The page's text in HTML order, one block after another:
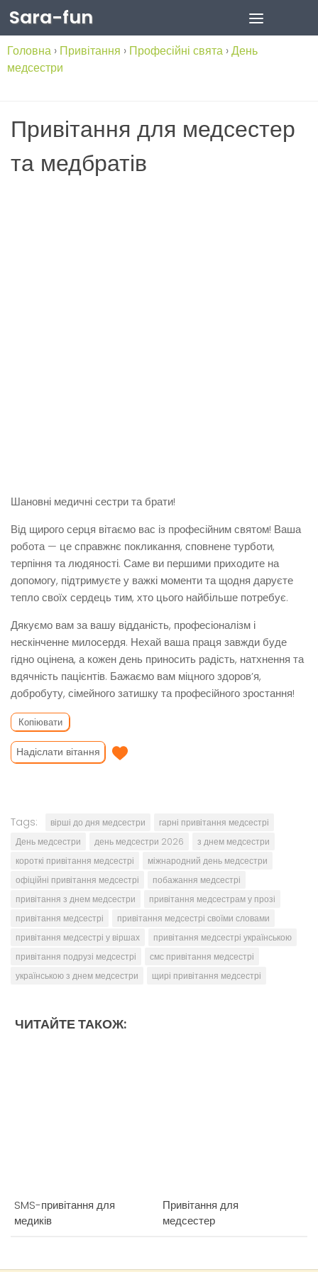
Skip to content
Sara-fun
Головна › Привітання › Професійні свята ›День
медсестри
Привітання для медсестер
та медбратів
Шановні медичні сестри та брати!
Від щирого серця вітаємо вас із професійним святом! Ваша
робота — це справжнє покликання, сповнене турботи,
терпіння та людяності. Саме ви першими приходите на
допомогу, підтримуєте у важкі моменти та щодня даруєте
тепло своїх сердець тим, хто цього найбільше потребує.
Дякуємо вам за вашу відданість, професіоналізм і
нескінченне милосердя. Нехай ваша праця завжди буде
гідно оцінена, а кожен день приносить радість, натхнення та
вдячність пацієнтів. Бажаємо вам міцного здоров’я,
добробуту, сімейного затишку та професійного зростання!
Копіювати
Надіслати вітання
Tags: вірші до дня медсестри
гарні привітання медсестрі
День медсестри
день медсестри 2026
з днем медсестри
короткі привітання медсестрі
міжнародний день медсестри
офіційні привітання медсестрі
побажання медсестрі
привітання з днем медсестри
привітання медсестрам у прозі
привітання медсестрі
привітання медсестрі своїми словами
привітання медсестрі у віршах
привітання медсестрі українською
привітання подрузі медсестрі
смс привітання медсестрі
українською з днем медсестри
щирі привітання медсестрі
ЧИТАЙТЕ ТАКОЖ:
SMS-привітання для
медиків
Привітання для
медсестер